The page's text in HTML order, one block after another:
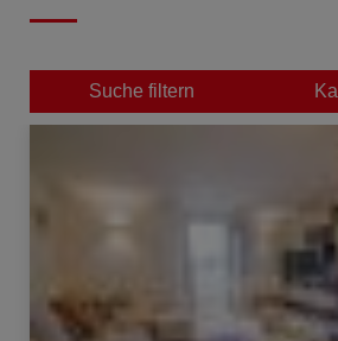
Suche filtern
Verkauf Appartement Siena 6 Zimmer